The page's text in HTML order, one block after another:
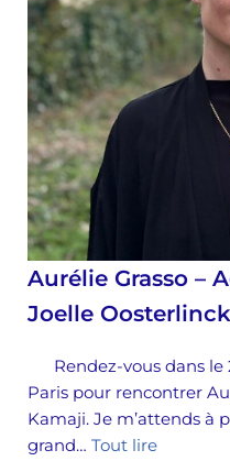
Aurélie Grasso –
Joelle Oosterlinck
Rendez-vous dans le
Paris pour rencontrer
Kamaji. Je m’attends à
grand… Tout lire